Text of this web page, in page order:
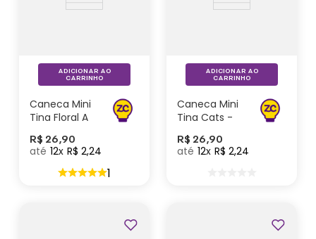
Caneca Mini
Tina Floral A
- Zonacriativa
R$ 26,90
12 R$ 2,24
1
ADICIONAR AO
CARRINHO
Caneca Mini
Tina Cats -
R$ 26,90
12 R$ 2,24
ADICIONAR AO
CARRINHO